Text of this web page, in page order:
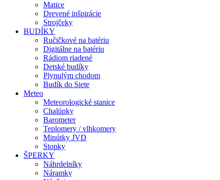
Matice
Drevené inšpirácie
Strojčeky
BUDÍKY
Ručičkové na batériu
Digitálne na batériu
Rádiom riadené
Detské budíky
Plynulým chodom
Budík do Siete
Meteo
Meteorologické stanice
Chalúpky
Barometer
Teplomery / vlhkomery
Minútky JVD
Stopky
ŠPERKY
Náhrdelníky
Náramky